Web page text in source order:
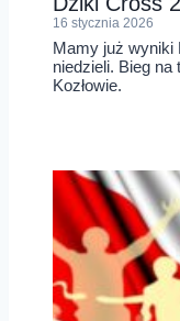
16 stycznia 2026
Mamy już wyniki
niedzieli. Bieg na
Kozłowie.